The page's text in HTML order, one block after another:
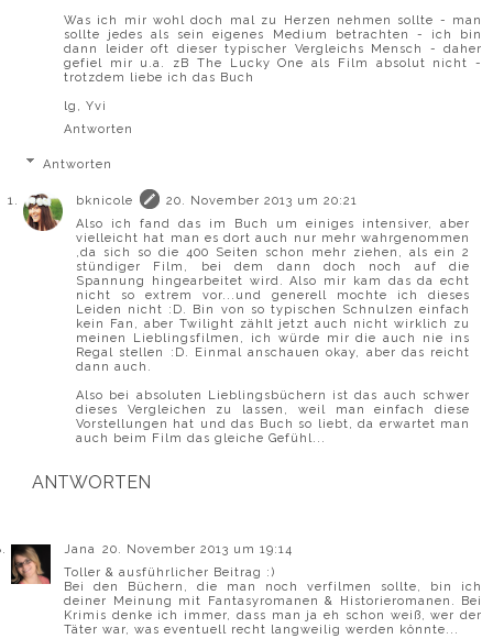
Was ich mir wohl doch mal zu Herzen nehmen sollte - man
sollte jedes als sein eigenes Medium betrachten - ich bin
dann leider oft dieser typischer Vergleichs Mensch - daher
gefiel mir u.a. zB The Lucky One als Film absolut nicht -
trotzdem liebe ich das Buch
lg, Yvi
Antworten
Antworten
bknicole
20. November 2013 um 20:21
Also ich fand das im Buch um einiges intensiver, aber
vielleicht hat man es dort auch nur mehr wahrgenommen
,da sich so die 400 Seiten schon mehr ziehen, als ein 2
stündiger Film, bei dem dann doch noch auf die
Spannung hingearbeitet wird. Also mir kam das da echt
nicht so extrem vor...und generell mochte ich dieses
Leiden nicht :D. Bin von so typischen Schnulzen einfach
kein Fan, aber Twilight zählt jetzt auch nicht wirklich zu
meinen Lieblingsfilmen, ich würde mir die auch nie ins
Regal stellen :D. Einmal anschauen okay, aber das reicht
dann auch.
Also bei absoluten Lieblingsbüchern ist das auch schwer
dieses Vergleichen zu lassen, weil man einfach diese
Vorstellungen hat und das Buch so liebt, da erwartet man
auch beim Film das gleiche Gefühl...
ANTWORTEN
Jana 20. November 2013 um 19:14
Toller & ausführlicher Beitrag :)
Bei den Büchern, die man noch verfilmen sollte, bin ich
deiner Meinung mit Fantasyromanen & Historieromanen. Bei
Krimis denke ich immer, dass man ja eh schon weiß, wer der
Täter war, was eventuell recht langweilig werden könnte...